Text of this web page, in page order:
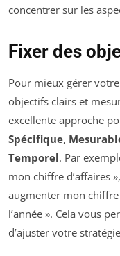
concentrer sur les
Fixer des
Pour mieux gérer
objectifs clairs et
excellente approche
Spécifique,
Temporel. Par
mon chiffre d’affaires
augmenter mon chiffre
l’année ». Cela vous
d’ajuster votre